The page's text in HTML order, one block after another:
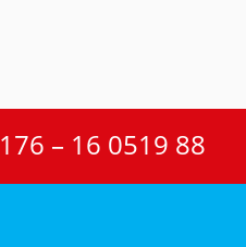
– 16 0519 88